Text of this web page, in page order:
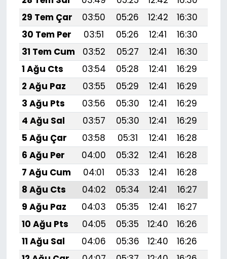
29 Tem Çar
03:50 05:26 12:42 16:30
30 Tem Per
03:51 05:26 12:41 16:30
31 Tem Cum
03:52 05:27 12:41 16:30
1 Ağu Cts
03:54 05:28 12:41 16:29
2 Ağu Paz
03:55 05:29 12:41 16:29
3 Ağu Pts
03:56 05:30 12:41 16:29
4 Ağu Sal
03:57 05:30 12:41 16:29
5 Ağu Çar
03:58 05:31 12:41 16:28
6 Ağu Per
04:00 05:32 12:41 16:28
7 Ağu Cum
04:01 05:33 12:41 16:28
8 Ağu Cts
04:02 05:34 12:41 16:27
9 Ağu Paz
04:03 05:35 12:41 16:27
10 Ağu Pts
04:05 05:35 12:40 16:26
11 Ağu Sal
04:06 05:36 12:40 16:26